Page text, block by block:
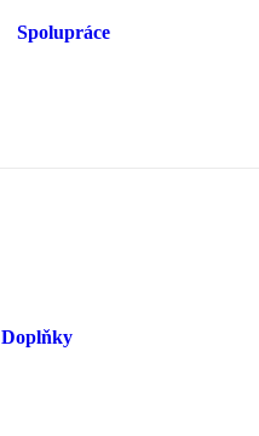
Spolupráce
Doplňky